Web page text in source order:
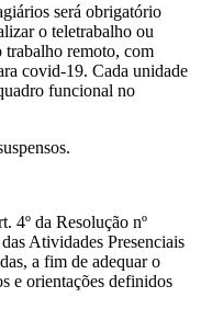
será obrigatório
o teletrabalho ou
trabalho remoto, com
covid-19. Cada unidade
funcional no
4º da Resolução nº
Atividades Presenciais
a fim de adequar o
e orientações definidos